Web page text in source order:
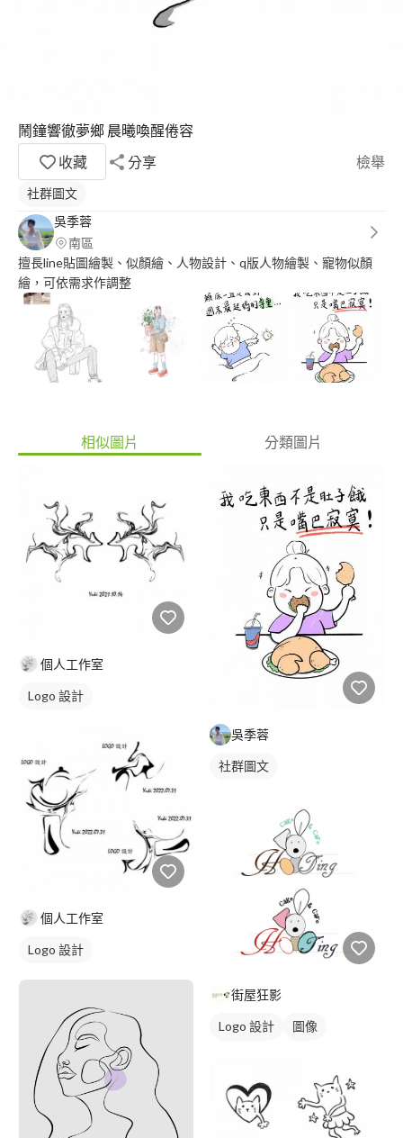
鬧鐘響徹夢鄉 晨曦喚醒倦容
收藏
分享 檢舉
社群圖文
吳季蓉
南區
擅長line貼圖繪製、似顏繪、人物設計、q版人物繪製、寵物似顏
繪，可依需求作調整
相似圖片 分類圖片
個人工作室
Logo 設計
個人工作室
Logo 設計
吳季蓉
社群圖文
街屋狂影
Logo 設計
圖像